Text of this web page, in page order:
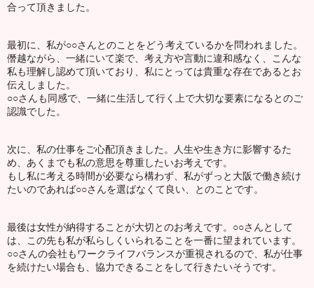
合って頂きました。
最初に、私が○○さんとのことをどう考えているかを問われました。
僭越ながら、一緒にいて楽で、考え方や言動に違和感なく、こんな
私も理解し認めて頂いており、私にとっては貴重な存在であるとお
伝えしました。
○○さんも同感で、一緒に生活して行く上で大切な要素になるとのご
認識でした。
次に、私の仕事をご心配頂きました。人生や生き方に影響するた
め、あくまでも私の意思を尊重したいお考えです。
もし私に考える時間が必要なら構わず、私がずっと大阪で働き続け
たいのであれば○○さんを選ばなくて良い、とのことです。
最後は女性が納得することが大切とのお考えです。○○さんとして
は、この先も私が私らしくいられることを一番に望まれています。
○○さんの会社もワークライフバランスが重視されるので、私が仕事
を続けたい場合も、協力できることをして行きたいそうです。